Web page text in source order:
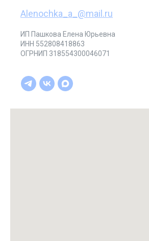
Alenochka_a_@mail.ru
ИП Пашкова Елена Юрьевна
ИНН 552808418863
ОГРНИП 318554300046071